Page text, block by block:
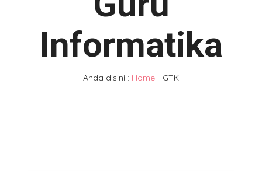
Informatika
Anda disini : Home - GTK